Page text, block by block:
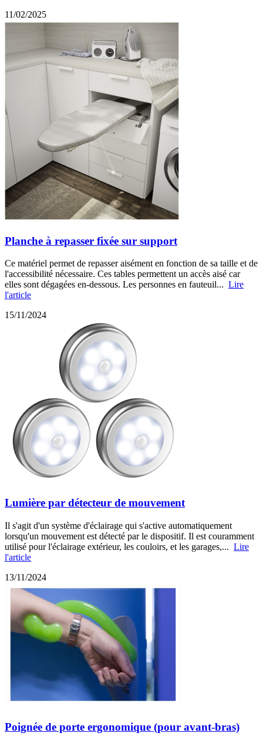
11/02/2025
Planche à repasser fixée sur support
Ce matériel permet de repasser aisément en fonction de sa taille et de
l'accessibilité nécessaire. Ces tables permettent un accès aisé car
elles sont dégagées en-dessous. Les personnes en fauteuil... Lire
l'article
15/11/2024
Lumière par détecteur de mouvement
Il s'agit d'un système d'éclairage qui s'active automatiquement
lorsqu'un mouvement est détecté par le dispositif. Il est couramment
utilisé pour l'éclairage extérieur, les couloirs, et les garages,... Lire
l'article
13/11/2024
Poignée de porte ergonomique (pour avant-bras)